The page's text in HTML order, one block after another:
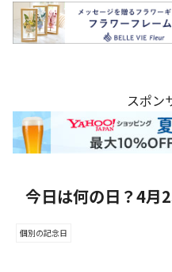
スポン
今日は何の日？4月
個別の記念日